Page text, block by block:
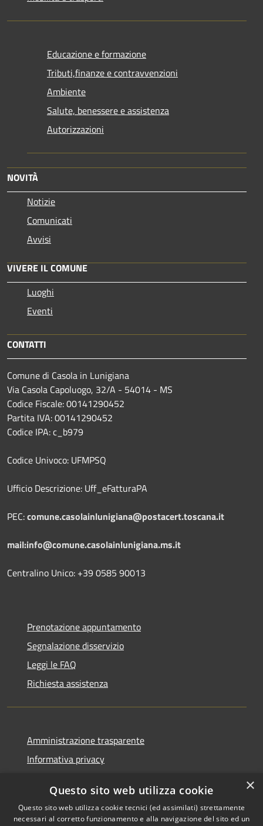
Educazione e formazione
Tributi,finanze e contravvenzioni
Ambiente
Salute, benessere e assistenza
Autorizzazioni
NOVITÀ
Notizie
Comunicati
Avvisi
VIVERE IL COMUNE
Luoghi
Eventi
CONTATTI
Comune di Casola in Lunigiana
Via Casola Capoluogo, 32/A - 54014 - MS
Codice Fiscale: 00141290452
Partita IVA: 00141290452
Codice IPA: c_b979
Codice Univoco: UFMPSQ
Ufficio Descrizione: Uff_eFatturaPA
PEC:comune.casolainlunigiana@postacert.toscana.it
mail:info@comune.casolainlunigiana.ms.it
Centralino Unico: +39 0585 90013
Prenotazione appuntamento
Segnalazione disservizio
Leggi le FAQ
Richiesta assistenza
Amministrazione trasparente
Informativa privacy
Dichiarazione di accessibilità
×
Questo sito web utilizza cookie
Questo sito web utilizza cookie tecnici (ed assimilati) strettamente
necessari al corretto funzionamento e alla navigazione del sito ed un